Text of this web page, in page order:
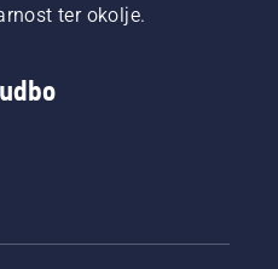
ter okolje.